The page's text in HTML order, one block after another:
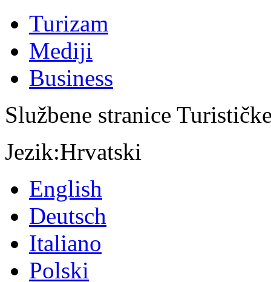
Turizam
Mediji
Business
Službene stranice
Jezik:Hrvatski
English
Deutsch
Italiano
Polski